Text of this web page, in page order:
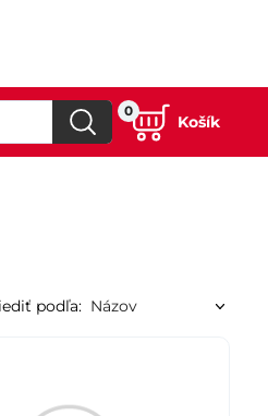
Košík
0
podľa: